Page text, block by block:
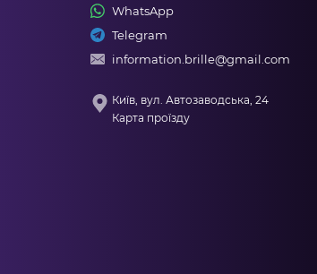
WhatsApp
Telegram
information.brille@gmail.com
Київ, вул. Автозаводська, 24
Карта проїзду